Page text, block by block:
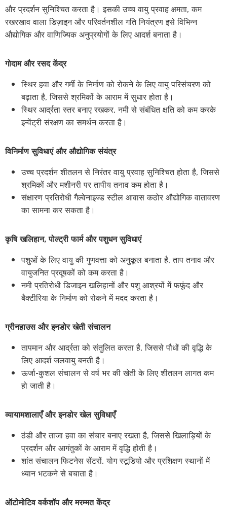
और प्रदर्शन सुनिश्चित करता है। इसकी उच्च वायु प्रवाह क्षमता, कम
रखरखाव वाला डिज़ाइन और परिवर्तनशील गति नियंत्रण इसे विभिन्न
औद्योगिक और वाणिज्यिक अनुप्रयोगों के लिए आदर्श बनाता है।
गोदाम और रसद केंद्र
स्थिर हवा और गर्मी के निर्माण को रोकने के लिए वायु परिसंचरण को
बढ़ाता है, जिससे श्रमिकों के आराम में सुधार होता है।
स्थिर आर्द्रता स्तर बनाए रखकर, नमी से संबंधित क्षति को कम करके
इन्वेंट्री संरक्षण का समर्थन करता है।
विनिर्माण सुविधाएं और औद्योगिक संयंत्र
उच्च प्रदर्शन शीतलन से निरंतर वायु प्रवाह सुनिश्चित होता है, जिससे
श्रमिकों और मशीनरी पर तापीय तनाव कम होता है।
संक्षारण प्रतिरोधी गैल्वेनाइज्ड स्टील आवास कठोर औद्योगिक वातावरण
का सामना कर सकता है।
कृषि खलिहान, पोल्ट्री फार्म और पशुधन सुविधाएं
पशुओं के लिए वायु की गुणवत्ता को अनुकूल बनाता है, ताप तनाव और
वायुजनित प्रदूषकों को कम करता है।
नमी प्रतिरोधी डिजाइन खलिहानों और पशु आश्रयों में फफूंद और
बैक्टीरिया के निर्माण को रोकने में मदद करता है।
ग्रीनहाउस और इनडोर खेती संचालन
तापमान और आर्द्रता को संतुलित करता है, जिससे पौधों की वृद्धि के
लिए आदर्श जलवायु बनती है।
ऊर्जा-कुशल संचालन से वर्ष भर की खेती के लिए शीतलन लागत कम
हो जाती है।
व्यायामशालाएँ और इनडोर खेल सुविधाएँ
ठंडी और ताजा हवा का संचार बनाए रखता है, जिससे खिलाड़ियों के
प्रदर्शन और आगंतुकों के आराम में वृद्धि होती है।
शांत संचालन फिटनेस सेंटरों, योग स्टूडियो और प्रशिक्षण स्थानों में
ध्यान भटकने से बचाता है।
ऑटोमोटिव वर्कशॉप और मरम्मत केंद्र